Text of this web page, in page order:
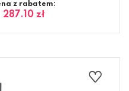
z rabatem:
287.10 zł